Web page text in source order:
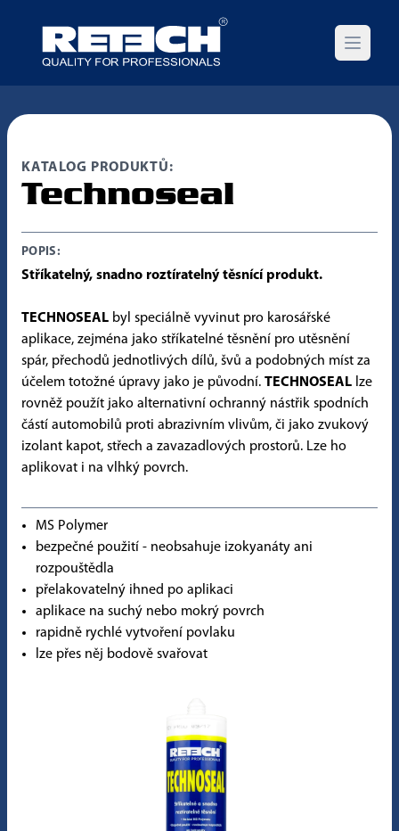
Open
KATALOG PRODUKTŮ:
Technoseal
POPIS:
Stříkatelný, snadno roztíratelný těsnící produkt.
TECHNOSEAL byl speciálně vyvinut pro karosářské
aplikace, zejména jako stříkatelné těsnění pro utěsnění
spár, přechodů jednotlivých dílů, švů a podobných míst za
účelem totožné úpravy jako je původní. TECHNOSEAL lze
rovněž použít jako alternativní ochranný nástřik spodních
částí automobilů proti abrazivním vlivům, či jako zvukový
izolant kapot, střech a zavazadlových prostorů. Lze ho
aplikovat i na vlhký povrch.
MS Polymer
bezpečné použití - neobsahuje izokyanáty ani
rozpouštědla
přelakovatelný ihned po aplikaci
aplikace na suchý nebo mokrý povrch
rapidně rychlé vytvoření povlaku
lze přes něj bodově svařovat